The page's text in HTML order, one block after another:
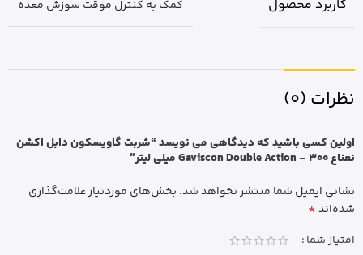
کاربرد محصول کمک به کنترل موقت سوزش معده
نظرات (0)
اولین کسی باشید که دیدگاهی می نویسد “شربت گاویسکون دابل اکشن
نعناع Gaviscon Double Action – 300 میلی لیتر”
نشانی ایمیل شما منتشر نخواهد شد. بخش‌های موردنیاز علامت‌گذاری
شده‌اند*
امتیاز شما